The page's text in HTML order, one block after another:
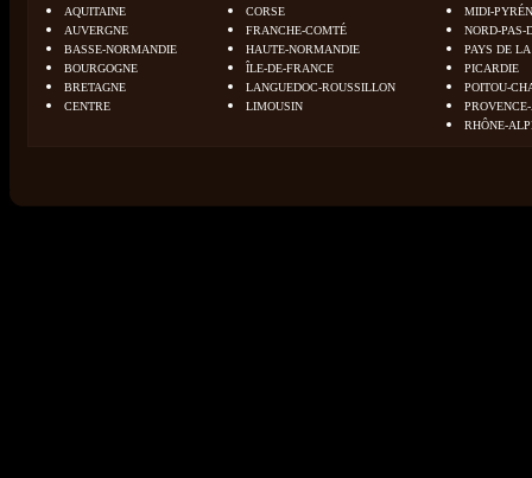
AQUITAINE
AUVERGNE
BASSE-NORMANDIE
BOURGOGNE
BRETAGNE
CENTRE
CORSE
FRANCHE-COMTÉ
HAUTE-NORMANDIE
ÎLE-DE-FRANCE
LANGUEDOC-ROUSSILLON
LIMOUSIN
MIDI-
NORD-PAS-
PAYS DE
PICARDIE
POITOU-
RHÔNE-